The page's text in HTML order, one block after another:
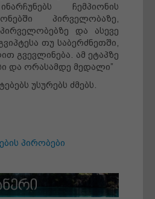
ჩემპიონის
პირველობაზე,
და ასევე
თუ საბერძნეთში,
გვევლინება. ამ ეტაპზე
და ორასამდე მედალი”
უსურებს ძმებს.
პირობები